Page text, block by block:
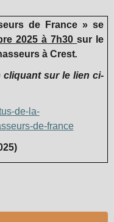
de France » se
2025 à 7h30sur le
à Crest.
cliquant sur le lien ci-
de-la-
de-france